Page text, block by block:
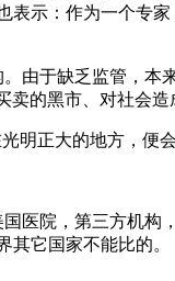
示：作为一个专
由于缺乏监管，本
的黑市、对社会造
明正大的地方，便
医院，第三方机
它国家不能比的。